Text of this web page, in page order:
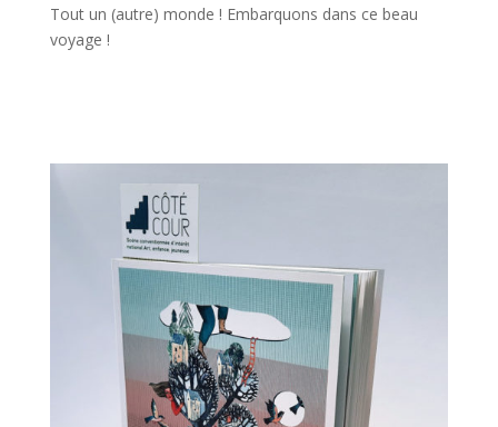
Tout un (autre) monde ! Embarquons dans ce beau
voyage !